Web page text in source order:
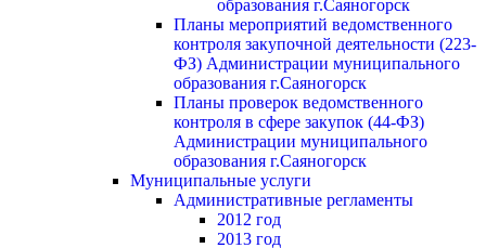
образования г.Саяногорск
Планы мероприятий ведомственного
контроля закупочной деятельности (223-
ФЗ) Администрации муниципального
образования г.Саяногорск
Планы проверок ведомственного
контроля в сфере закупок (44-ФЗ)
Администрации муниципального
образования г.Саяногорск
Муниципальные услуги
Административные регламенты
2012 год
2013 год